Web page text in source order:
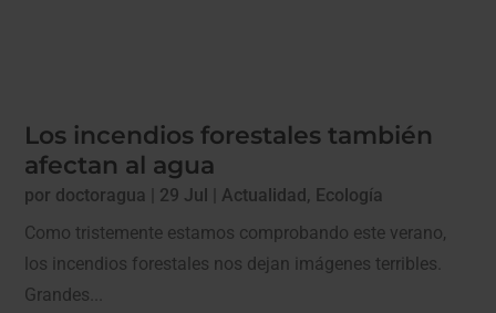
Los incendios forestales también
afectan al agua
por doctoragua 29 Jul Actualidad, Ecología
Como tristemente estamos comprobando este verano,
los incendios forestales nos dejan imágenes terribles.
Grandes...